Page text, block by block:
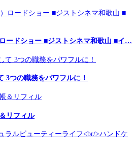
ードショー ■ジストシネマ和歌山 ■イ…
3つの職務をパワフルに！
リフィル